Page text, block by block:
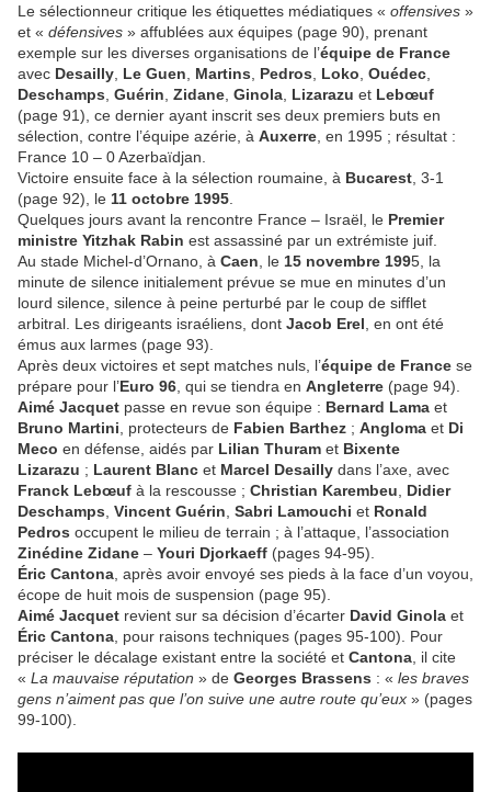
Le sélectionneur critique les étiquettes médiatiques « offensives »
et « défensives » affublées aux équipes (page 90), prenant
exemple sur les diverses organisations de l’équipe de France
avec Desailly Le Guen Martins Pedros Loko Ouédec
Deschamps Guérin Zidane Ginola Lizarazu et Lebœuf
(page 91), ce dernier ayant inscrit ses deux premiers buts en
sélection, contre l’équipe azérie, à Auxerre , en 1995 ; résultat :
France 10 – 0 Azerbaïdjan.
Victoire ensuite face à la sélection roumaine, à Bucarest , 3-1
(page 92), le 11 octobre 1995
Quelques jours avant la rencontre France – Israël, le Premier
ministre Yitzhak Rabin est assassiné par un extrémiste juif.
Au stade Michel-d’Ornano, à Caen , le 15 novembre 1995, la
minute de silence initialement prévue se mue en minutes d’un
lourd silence, silence à peine perturbé par le coup de sifflet
arbitral. Les dirigeants israéliens, dont Jacob Erel , en ont été
émus aux larmes (page 93).
Après deux victoires et sept matches nuls, l’équipe de France se
prépare pour l’Euro 96 , qui se tiendra en Angleterre (page 94).
Aimé Jacquet passe en revue son équipe : Bernard Lama et
Bruno Martini , protecteurs de Fabien Barthez ; Angloma et Di
Meco en défense, aidés par Lilian Thuram et Bixente
Lizarazu ; Laurent Blanc et Marcel Desailly dans l’axe, avec
Franck Lebœuf à la rescousse ; Christian Karembeu
Didier
Deschamps Vincent Guérin Sabri Lamouchi et Ronald
Pedros occupent le milieu de terrain ; à l’attaque, l’association
Zinédine Zidane – Youri Djorkaeff (pages 94-95).
Éric Cantona , après avoir envoyé ses pieds à la face d’un voyou,
écope de huit mois de suspension (page 95).
Aimé Jacquet revient sur sa décision d’écarter David Ginola et
Éric Cantona , pour raisons techniques (pages 95-100). Pour
préciser le décalage existant entre la société et Cantona , il cite
« La mauvaise réputation » de Georges Brassens : « les braves
gens n’aiment pas que l’on suive une autre route qu’eux » (pages
99-100).